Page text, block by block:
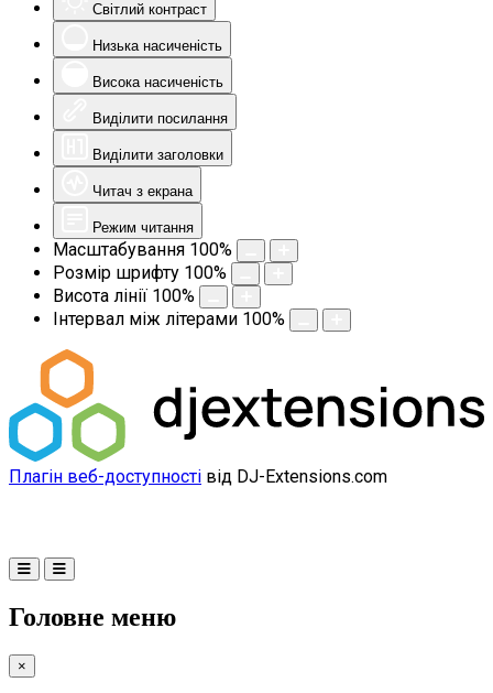
Світлий контраст
Низька насиченість
Висока насиченість
Виділити посилання
Виділити заголовки
Читач з екрана
Режим читання
Масштабування 100%
Розмір шрифту 100%
Висота лінії 100%
Інтервал між літерами 100%
Плагін веб-доступності від DJ-Extensions.com
Головне меню
×